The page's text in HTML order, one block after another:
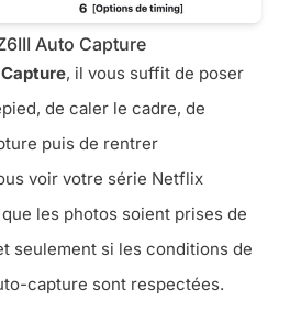
Auto Capture
, il vous suffit de poser
de caler le cadre, de
puis de rentrer
voir votre série Netflix
les photos soient prises de
seulement si les conditions de
capture sont respectées.